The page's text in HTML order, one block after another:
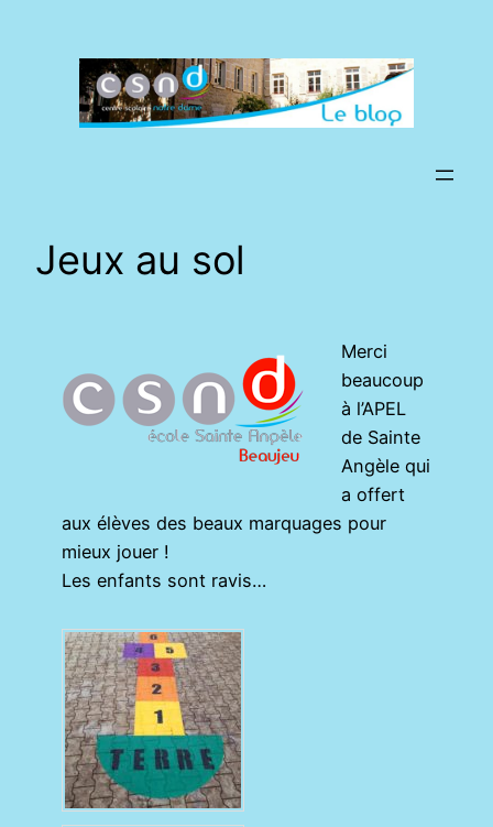
Jeux au sol
Merci
beaucoup
à l’APEL
de Sainte
Angèle qui
a offert
aux élèves des beaux marquages pour
mieux jouer !
Les enfants sont ravis…